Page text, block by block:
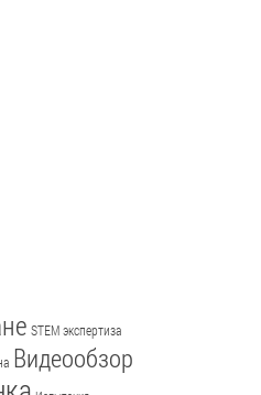
STEM экспертиза
Видеообзор